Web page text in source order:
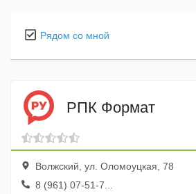
Рядом со мной
РПК Формат
Волжский, ул. Оломоуцкая, 78
8 (961) 07-51-7...